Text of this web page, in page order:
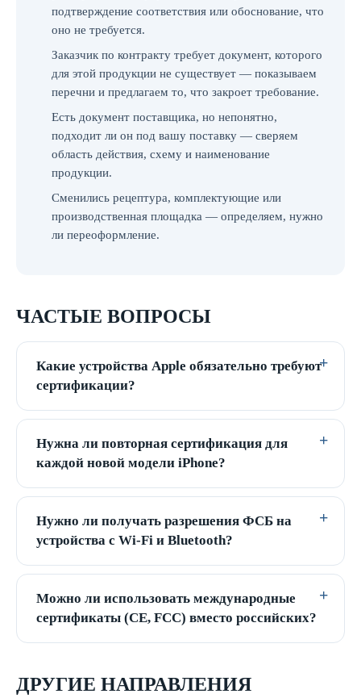
подтверждение соответствия или обоснование, что
оно не требуется.
Заказчик по контракту требует документ, которого
для этой продукции не существует — показываем
перечни и предлагаем то, что закроет требование.
Есть документ поставщика, но непонятно,
подходит ли он под вашу поставку — сверяем
область действия, схему и наименование
продукции.
Сменились рецептура, комплектующие или
производственная площадка — определяем, нужно
ли переоформление.
ЧАСТЫЕ ВОПРОСЫ
Какие устройства Apple обязательно требуют
сертификации?
Нужна ли повторная сертификация для
каждой новой модели iPhone?
Нужно ли получать разрешения ФСБ на
устройства с Wi-Fi и Bluetooth?
Можно ли использовать международные
сертификаты (CE, FCC) вместо российских?
ДРУГИЕ НАПРАВЛЕНИЯ